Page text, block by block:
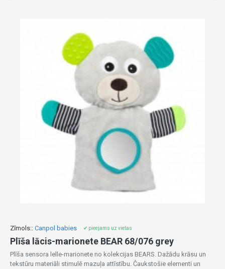
Zīmols:: Canpol babies ✔ pieejams uz vietas
Plīša lācis-marionete BEAR 68/076 grey
Plīša sensora lelle-marionete no kolekcijas BEARS. Dažādu krāsu un
tekstūru materiāli stimulē mazuļa attīstību. Čaukstošie elementi un